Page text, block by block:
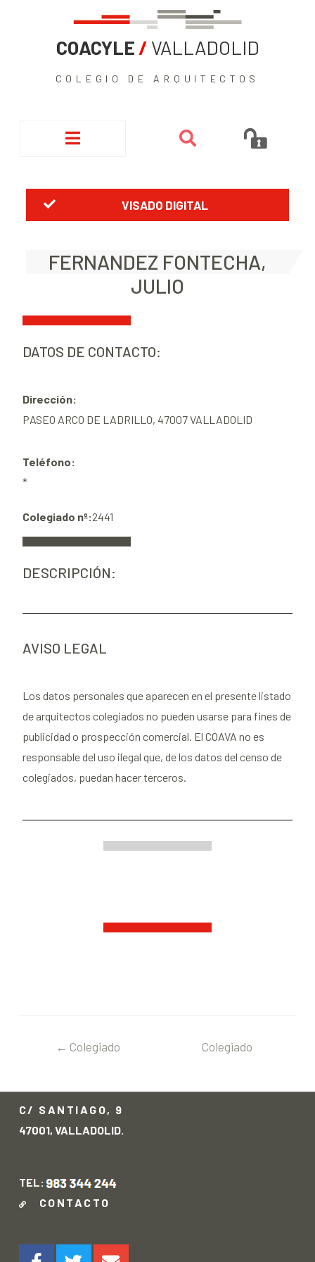
COACYLE / VALLADOLID
COLEGIO DE ARQUITECTOS
VISADO DIGITAL
FERNANDEZ FONTECHA,
JULIO
DATOS DE CONTACTO:
Dirección:
PASEO ARCO DE LADRILLO, 47007 VALLADOLID
Teléfono:
*
Colegiado nº:2441
DESCRIPCIÓN:
AVISO LEGAL
Los datos personales que aparecen en el presente listado
de arquitectos colegiados no pueden usarse para fines de
publicidad o prospección comercial. El COAVA no es
responsable del uso ilegal que, de los datos del censo de
colegiados, puedan hacer terceros.
← Colegiado
Colegiado
C/ SANTIAGO, 9
47001, VALLADOLID.
TEL:
CONTACTO